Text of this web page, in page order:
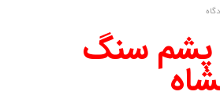
پشم سنگ